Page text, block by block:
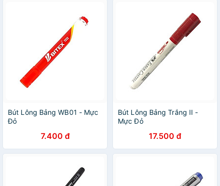
Bút Lông Bảng WB01 - Mực
Đỏ
7.400 đ
Bút Lông Bảng Trắng II -
Mực Đỏ
17.500 đ